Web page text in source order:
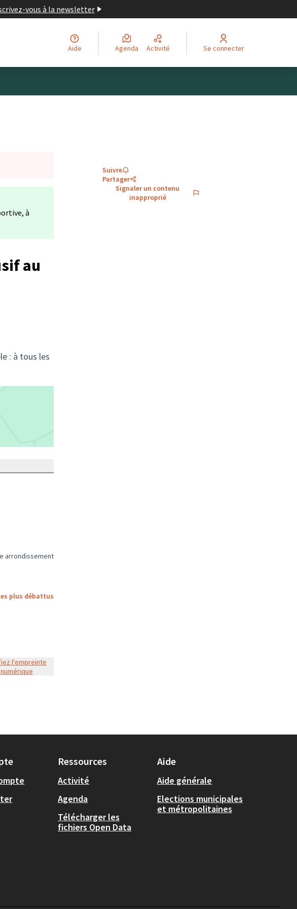
vous à la newsletter
Aide Agenda Activité Se connecter
à
au
: à tous les
catégorie : Sports et loisirs
les résultats pour la localisation : 7e arrondissement
arrondissement
Suivre
Partager
Signaler un contenu
inapproprié
plus débattus
numérique
Ressources
Activité
Agenda
Télécharger les
fichiers Open Data
Aide
Aide générale
Elections municipales
et métropolitaines